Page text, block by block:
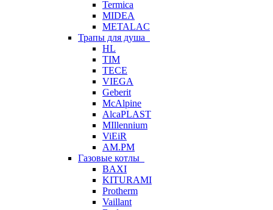
Termica
MIDEA
METALAC
Трапы для душа
HL
TIM
TECE
VIEGA
Geberit
McAlpine
AlcaPLAST
MIllennium
ViEiR
AM.PM
Газовые котлы
BAXI
KITURAMI
Protherm
Vaillant